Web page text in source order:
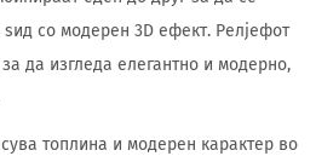
со модерен 3D ефект. Релјефот
да изгледа елегантно и модерно,
топлина и модерен карактер во